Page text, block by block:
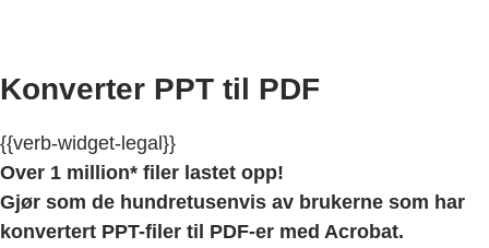
Konverter PPT til PDF
{{verb-widget-legal}}
Over 1 million* filer lastet opp!
Gjør som de hundretusenvis av brukerne som har
konvertert PPT-filer til PDF-er med Acrobat.